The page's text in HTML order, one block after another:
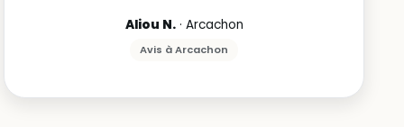
Aliou N.· Arcachon
Avis à Arcachon